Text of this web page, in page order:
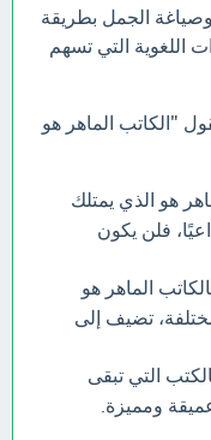
الجمل بطريقة
اللغوية التي تسهم
"الكاتب الماهر هو
هو الذي يمتلك
فلن يكون
الماهر هو
تضيف إلى
التي تبقى
ومميزة.